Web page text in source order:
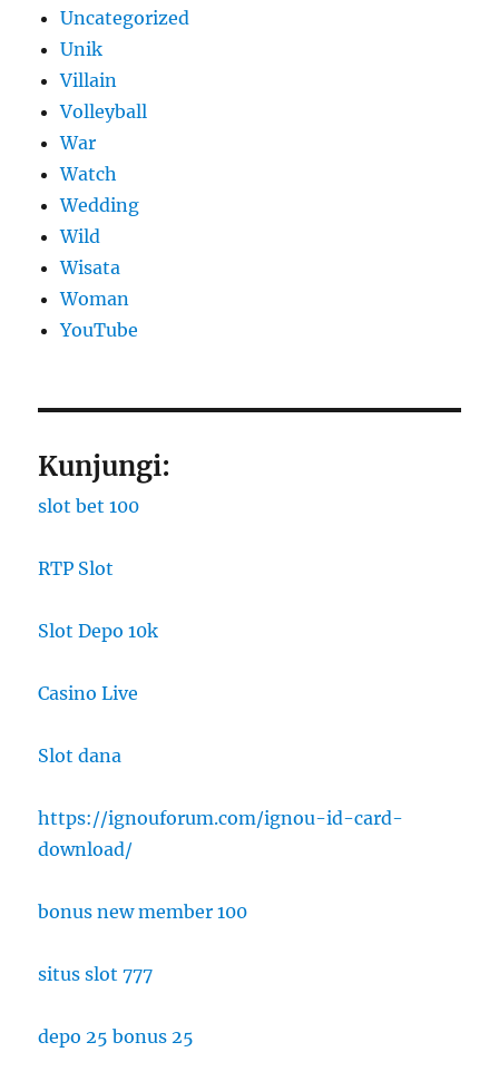
Uncategorized
Unik
Villain
Volleyball
War
Watch
Wedding
Wild
Wisata
Woman
YouTube
Kunjungi:
slot bet 100
RTP Slot
Slot Depo 10k
Casino Live
Slot dana
https://ignouforum.com/ignou-id-card-
download/
bonus new member 100
situs slot 777
depo 25 bonus 25